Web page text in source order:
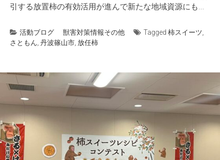
引する放置柿の有効活用が進んで新たな地域資源にも...
活動ブログ 獣害対策情報その他 Tagged 柿スイーツ
さともん 丹波篠山市 放任柿